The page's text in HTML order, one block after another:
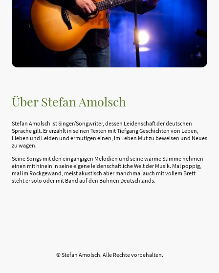
Über Stefan Amolsch
Stefan Amolsch ist Singer/Songwriter, dessen Leidenschaft der deutschen
Sprache gilt. Er erzählt in seinen Texten mit Tiefgang Geschichten von Leben,
Lieben und Leiden und ermutigen einen, im Leben Mut zu beweisen und Neues
zu wagen.
Seine Songs mit den eingängigen Melodien und seine warme Stimme nehmen
einen mit hinein in seine eigene leidenschaftliche Welt der Musik. Mal poppig,
mal im Rockgewand, meist akustisch aber manchmal auch mit vollem Brett
steht er solo oder mit Band auf den Bühnen Deutschlands.
© Stefan Amolsch. Alle Rechte vorbehalten.